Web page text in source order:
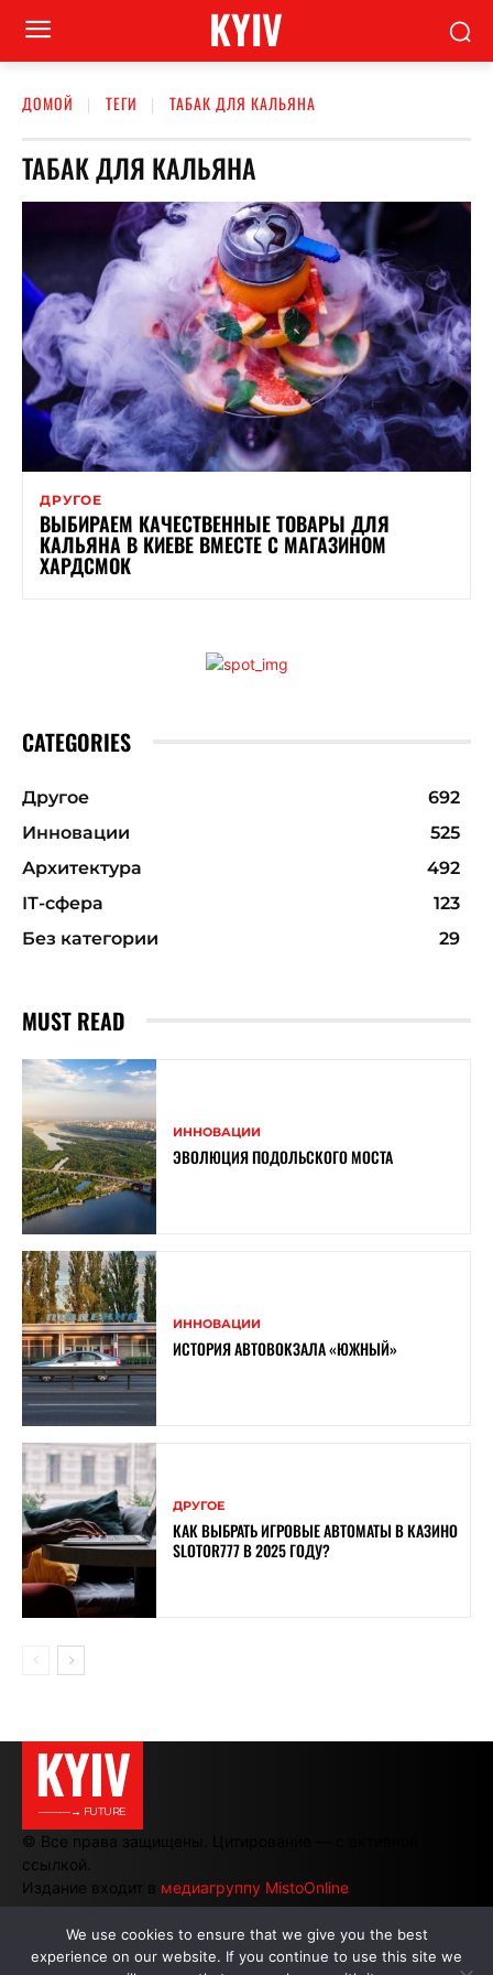
KYIV
ДОМОЙ ТЕГИ ТАБАК ДЛЯ КАЛЬЯНА
ТАБАК ДЛЯ КАЛЬЯНА
ДРУГОЕ
ВЫБИРАЕМ КАЧЕСТВЕННЫЕ ТОВАРЫ ДЛЯ
КАЛЬЯНА В КИЕВЕ ВМЕСТЕ С МАГАЗИНОМ
ХАРДСМОК
CATEGORIES
Другое
692
Инновации
525
Архитектура
492
ІТ-сфера
123
Без категории
29
MUST READ
ИННОВАЦИИ
ЭВОЛЮЦИЯ ПОДОЛЬСКОГО МОСТА
ИННОВАЦИИ
ИСТОРИЯ АВТОВОКЗАЛА «ЮЖНЫЙ»
ДРУГОЕ
КАК ВЫБРАТЬ ИГРОВЫЕ АВТОМАТЫ В КАЗИНО
SLOTOR777 В 2025 ГОДУ?
KYIV
———→ FUTURE
© Все права защищены. Цитирование — с активной
ссылкой.
Издание входит в медиагруппу MistoOnline
АВТОРЫ | РЕКЛАМА НА САЙТЕ
We use cookies to ensure that we give you the best
experience on our website. If you continue to use this site we